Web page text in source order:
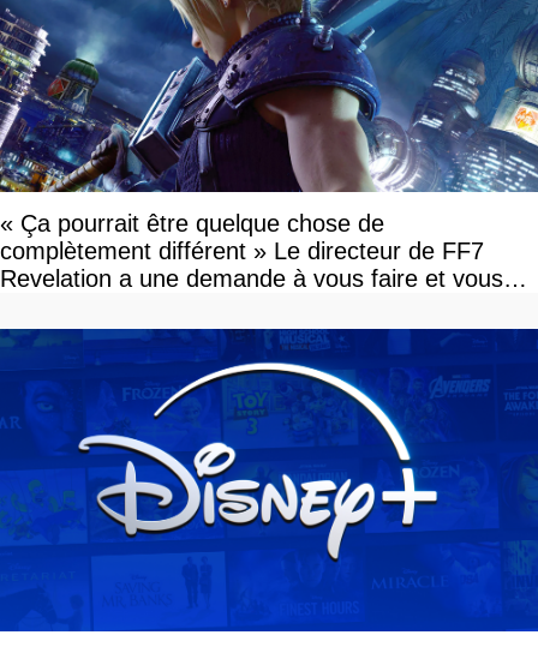
« Ça pourrait être quelque chose de
complètement différent » Le directeur de FF7
Revelation a une demande à vous faire et vous